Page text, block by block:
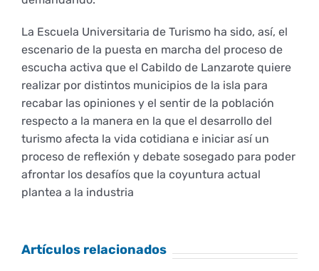
La Escuela Universitaria de Turismo ha sido, así, el
escenario de la puesta en marcha del proceso de
escucha activa que el Cabildo de Lanzarote quiere
realizar por distintos municipios de la isla para
recabar las opiniones y el sentir de la población
respecto a la manera en la que el desarrollo del
turismo afecta la vida cotidiana e iniciar así un
proceso de reflexión y debate sosegado para poder
afrontar los desafíos que la coyuntura actual
plantea a la industria
Artículos relacionados